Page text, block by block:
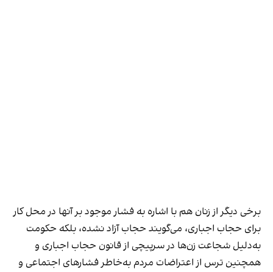
برخی دیگر از زنان هم با اشاره به فشار موجود بر آنها در محل کار
برای حجاب اجباری، می‌گویند حجاب آزاد نشده، بلکه حکومت
به‌دلیل شجاعت زن‌ها در سرپیچی از قانون حجاب اجباری و
همچنین ترس از اعتراضات مردم به‌خاطر فشارهای اجتماعی و